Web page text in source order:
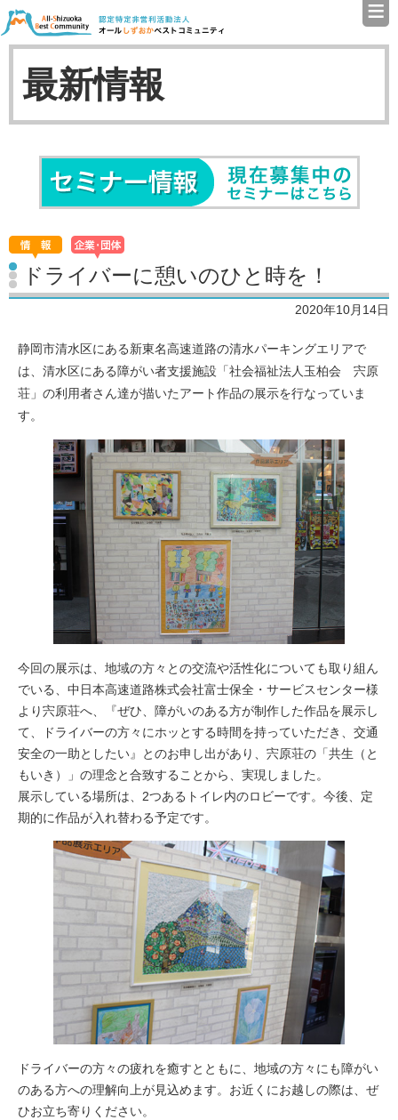
認定特定非営利活動法人（
≡
最新情報
ドライバーに憩いのひと時を！
2020年10月14日
静岡市清水区にある新東名高速道路の清水パーキングエリアで
は、清水区にある障がい者支援施設「社会福祉法人玉柏会 宍原
荘」の利用者さん達が描いたアート作品の展示を行なっていま
す。
今回の展示は、地域の方々との交流や活性化についても取り組ん
でいる、中日本高速道路株式会社富士保全・サービスセンター様
より宍原荘へ、『ぜひ、障がいのある方が制作した作品を展示し
て、ドライバーの方々にホッとする時間を持っていただき、交通
安全の一助としたい』とのお申し出があり、宍原荘の「共生（と
もいき）」の理念と合致することから、実現しました。
展示している場所は、2つあるトイレ内のロビーです。今後、定
期的に作品が入れ替わる予定です。
ドライバーの方々の疲れを癒すとともに、地域の方々にも障がい
のある方への理解向上が見込めます。お近くにお越しの際は、ぜ
ひお立ち寄りください。